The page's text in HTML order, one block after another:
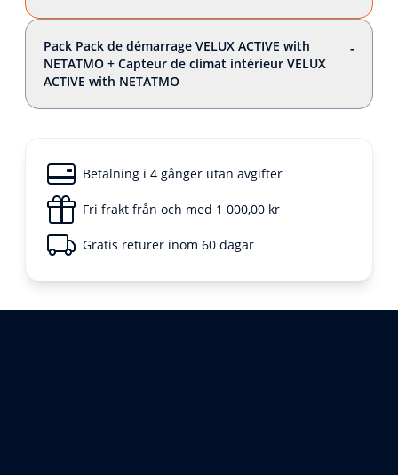
Pack Pack de démarrage VELUX ACTIVE with
NETATMO + Capteur de climat intérieur VELUX
ACTIVE with NETATMO
-
Betalning i 4 gånger utan avgifter
Fri frakt från och med 1 000,00 kr
Gratis returer inom 60 dagar